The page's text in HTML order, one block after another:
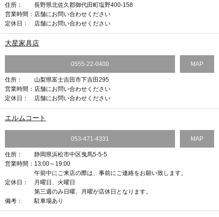
住所：
長野県北佐久郡御代田町塩野400-158
営業時間： 店舗にお問い合わせください
定休日：
店舗にお問い合わせください
大星家具店
0555-22-0400 MAP
住所：
山梨県富士吉田市下吉田295
営業時間： 店舗にお問い合わせください
定休日：
店舗にお問い合わせください
エルムコート
053-471-4331 MAP
住所：
静岡県浜松市中区曳馬5-5-5
営業時間： 13:00～19:00
午前中にご来店の際は、事前にご連絡をお願い致します。
定休日：
月曜日、火曜日
第三週のみ日曜、月曜が店休日となります。
備考：
駐車場あり